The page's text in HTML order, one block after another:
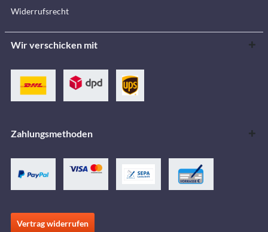
Widerrufsrecht
Wir verschicken mit
Zahlungsmethoden
Vertrag widerrufen